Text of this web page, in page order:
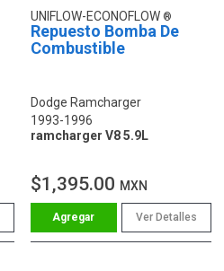
UNIFLOW-ECONOFLOW
Repuesto Bomba De
Combustible
Dodge Ramcharger
1993-1996
ramcharger V8 5.9L
$1,395.00 MXN
Ver Detalles